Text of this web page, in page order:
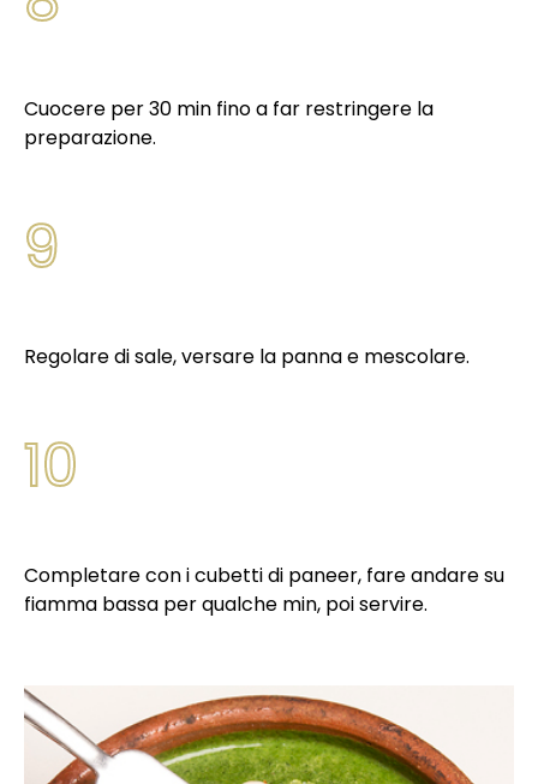
Cuocere per 30 min fino a far restringere la
preparazione.
9
Regolare di sale, versare la panna e mescolare.
10
Completare con i cubetti di paneer, fare andare su
fiamma bassa per qualche min, poi servire.